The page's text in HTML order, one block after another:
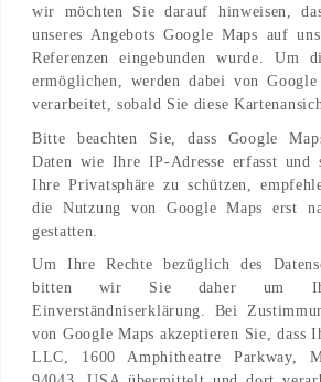
wir möchten Sie darauf hinweisen,
unseres Angebots Google Maps auf
Referenzen eingebunden wurde. Um
ermöglichen, werden dabei von
verarbeitet, sobald Sie diese
Bitte beachten Sie, dass Google Maps
Daten wie Ihre IP-Adresse erfasst und
Ihre Privatsphäre zu schützen,
die Nutzung von Google Maps erst
gestatten.
Um Ihre Rechte bezüglich des
bitten wir Sie daher um Ihre
Einverständniserklärung. Bei
von Google Maps akzeptieren Sie, dass
LLC, 1600 Amphitheatre Parkway,
Ridderstraat 7
4811 Bred, NL
Find on Map